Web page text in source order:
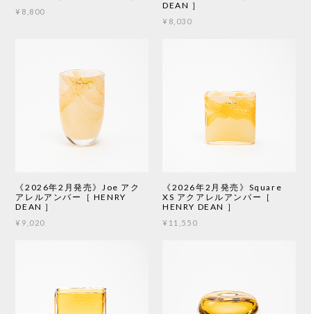
¥8,800
DEAN ］
¥8,030
《2026年2月発売》Joe アク
アレルアンバー［ HENRY
DEAN ］
¥9,020
《2026年2月発売》Square
XS アクアレルアンバー［
HENRY DEAN ］
¥11,550